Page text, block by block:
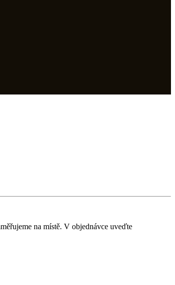
na místě. V objednávce uveďte